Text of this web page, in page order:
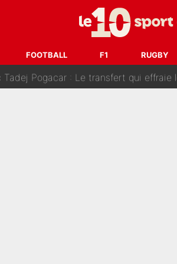
FOOTBALL F1 RUGBY
: Les coulisses de la décision de
sur CNews, un ancien journaliste de
Tadej Pogacar : Le transfert qui effraie